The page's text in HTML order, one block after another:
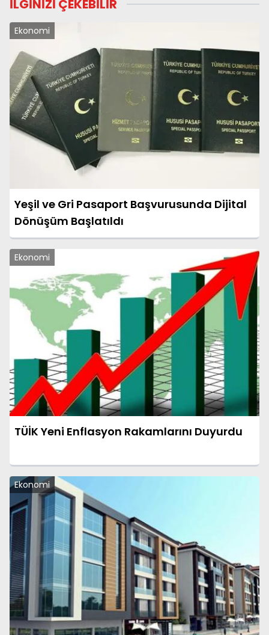
İLGİNİZİ ÇEKEBİLİR
Ekonomi
Yeşil ve Gri Pasaport Başvurusunda Dijital
Dönüşüm Başlatıldı
Ekonomi
TÜİK Yeni Enflasyon Rakamlarını Duyurdu
Ekonomi